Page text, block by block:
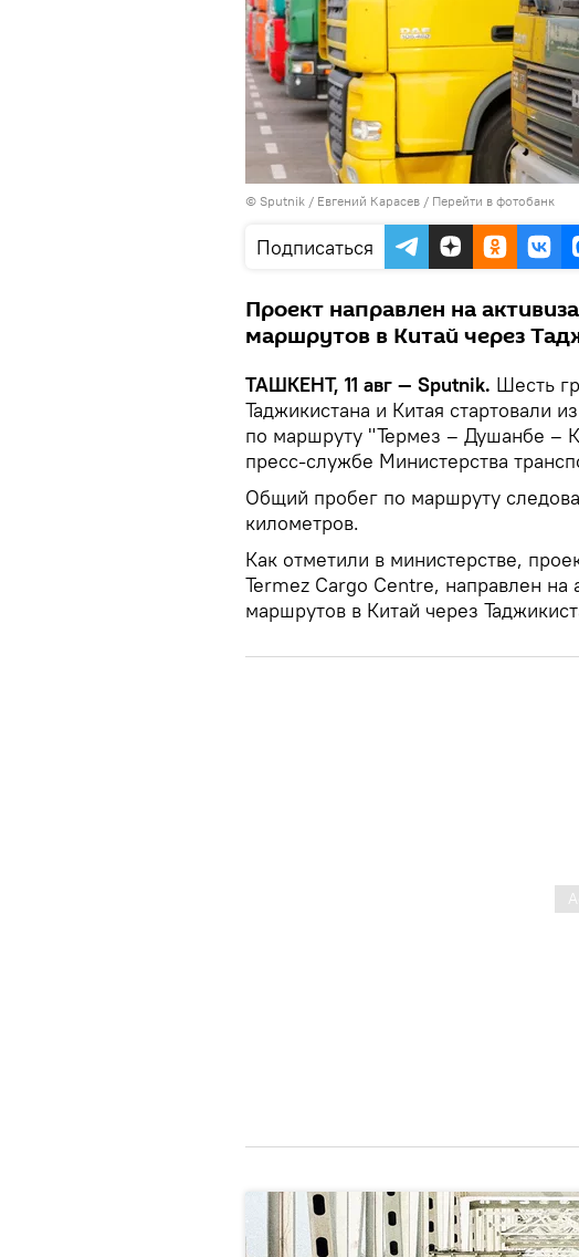
© Sputnik / Евгений Карасев / Перейти в фотобанк
Подписаться
Проект направлен на
маршрутов в Китай через
ТАШКЕНТ, 11 авг — Sputnik. Шесть
Таджикистана и Китая стартовали
по маршруту "Термез – Душанбе –
пресс-службе Министерства
Общий пробег по маршруту
километров.
Как отметили в министерстве,
Termez Cargo Centre, направлен на
маршрутов в Китай через